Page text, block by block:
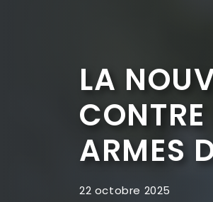
LA
CONTRE
ARMES
22 octobre 2025